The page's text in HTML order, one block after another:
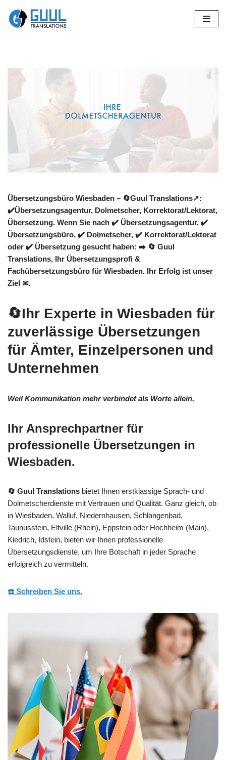
Zum
Übersetzungsbüro Wiesbaden – 🔄Guul Translations↗️:
✔️Übersetzungsagentur, Dolmetscher, Korrektorat/Lektorat,
Übersetzung. Wenn Sie nach ✔️ Übersetzungsagentur, ✔️
Übersetzungsbüro, ✔️ Dolmetscher, ✔️ Korrektorat/Lektorat
oder ✔️ Übersetzung gesucht haben: ➡️ 🔄 Guul
Translations, Ihr Übersetzungsprofi &
Fachübersetzungsbüro für Wiesbaden. Ihr Erfolg ist unser
Ziel ✉.
🔄Ihr Experte in Wiesbaden für
zuverlässige Übersetzungen
für Ämter, Einzelpersonen und
Unternehmen
Weil Kommunikation mehr verbindet als Worte allein.
Ihr Ansprechpartner für
professionelle Übersetzungen in
Wiesbaden.
🔄 Guul Translations bietet Ihnen erstklassige Sprach- und
Dolmetscherdienste mit Vertrauen und Qualität. Ganz gleich, ob
in Wiesbaden, Walluf, Niedernhausen, Schlangenbad,
Taunusstein, Eltville (Rhein), Eppstein oder Hochheim (Main),
Kiedrich, Idstein, bieten wir Ihnen professionelle
Übersetzungsdienste, um Ihre Botschaft in jeder Sprache
erfolgreich zu vermitteln.
☎️ Schreiben Sie uns.